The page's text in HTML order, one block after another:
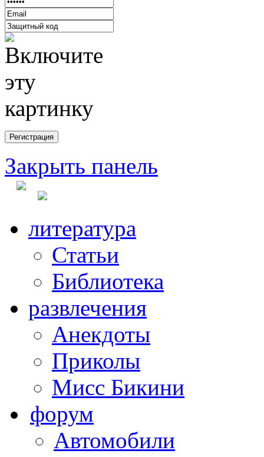
Закрыть панель
литература
Статьи
Библиотека
развлечения
Анекдоты
Приколы
Мисс Бикини
форум
Автомобили